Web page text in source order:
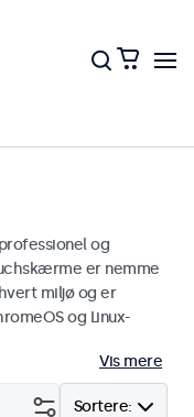
og
er nemme
miljø og er
og Linux-
Vis mere
Sortere: